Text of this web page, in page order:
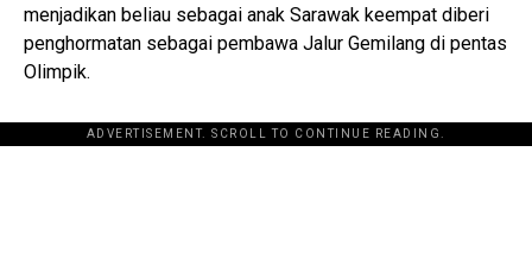
menjadikan beliau sebagai anak Sarawak keempat diberi
penghormatan sebagai pembawa Jalur Gemilang di pentas
Olimpik.
ADVERTISEMENT. SCROLL TO CONTINUE READING.